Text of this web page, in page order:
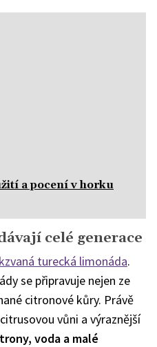
a pocení v horku
celé generace
turecká limonáda.
se připravuje nejen ze
citronové kůry. Právě
vůni a výraznější
voda a malé